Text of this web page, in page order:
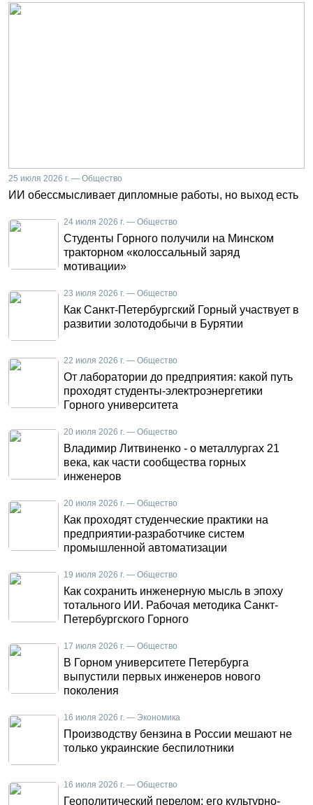
25 июля 2026 г. — Общество
ИИ обессмысливает дипломные работы, но выход есть
24 июля 2026 г. — Общество
Студенты Горного получили на Минском
тракторном «колоссальный заряд
мотивации»
23 июля 2026 г. — Общество
Как Санкт-Петербургский Горный участвует в
развитии золотодобычи в Бурятии
22 июля 2026 г. — Общество
От лаборатории до предприятия: какой путь
проходят студенты-электроэнергетики
Горного университета
20 июля 2026 г. — Общество
Владимир Литвиненко - о металлургах 21
века, как части сообщества горных
инженеров
20 июля 2026 г. — Общество
Как проходят студенческие практики на
предприятии-разработчике систем
промышленной автоматизации
19 июля 2026 г. — Общество
Как сохранить инженерную мысль в эпоху
тотального ИИ. Рабочая методика Санкт-
Петербургского Горного
17 июля 2026 г. — Общество
В Горном университете Петербурга
выпустили первых инженеров нового
поколения
16 июля 2026 г. — Экономика
Производству бензина в России мешают не
только украинские беспилотники
16 июля 2026 г. — Общество
Геополитический перелом: его культурно-